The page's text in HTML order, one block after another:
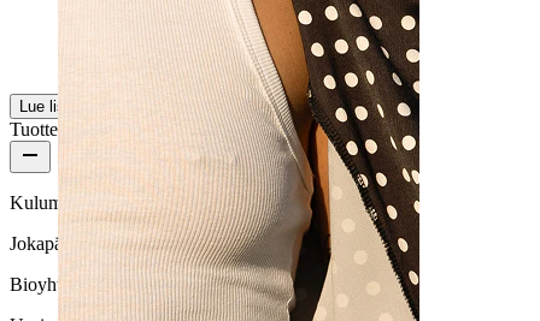
Vahvistettu ostos
Käännetty tekoälyllä Näytä alkuperäinen
Lue lisää
Tuotteen laatu
Kulumisnopeus
Jokapäiväiseen käyttöön
Bioyhteensopivuus